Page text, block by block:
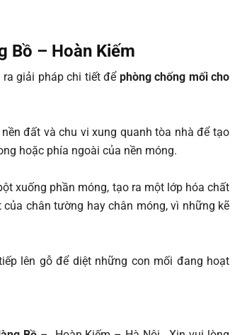
Bồ – Hoàn Kiếm
giải pháp chi tiết để phòng chống mối cho
đất và chu vi xung quanh tòa nhà để tạo
hoặc phía ngoài của nền móng.
xuống phần móng, tạo ra một lớp hóa chất
chân tường hay chân móng, vì những kẽ
lên gỗ để diệt những con mối đang hoạt